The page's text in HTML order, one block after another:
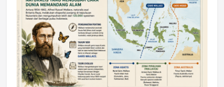
DAERAH
Astra Motor Kalimantan Timur 2 Dukung
Mahasiswa Samarinda dalam Astra
Honda SDGs Future Leaders 2026
Jumat, 10 Jul 2026 19:01